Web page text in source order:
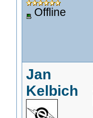
Offline
Jan
Kelbich